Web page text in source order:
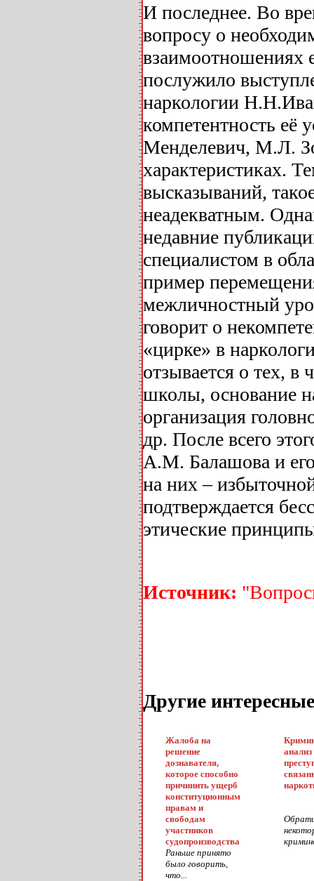
И последнее. Во
вопросу о
взаимоотношениях
послужило
наркологии
компетентность её
Менделевич, М.Л.
характеристиках.
высказываний,
неадекватным.
недавние
специалистом в
пример
межличностный
говорит о
«цирке» в
отзывается о тех, в
школы, основание
организация
др. После всего
А.М. Балашова и
на них –
подтверждается
этические
Источник:
Другие
Жалоба на
решение
дознавателя,
которое способно
причинить ущерб
конституционным
правам и
свободам
участников
судопроизводства
Раньше принято
было говорить,
что...
анализ